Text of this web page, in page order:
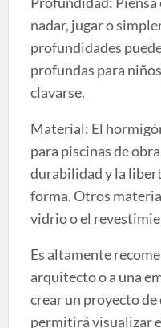
nadar, jugar o
profundidades
profundas para
clavarse.
Material: El
para piscinas de
durabilidad y la
forma. Otros
vidrio o el
Es altamente
arquitecto o a una
crear un proyecto
permitirá visualizar